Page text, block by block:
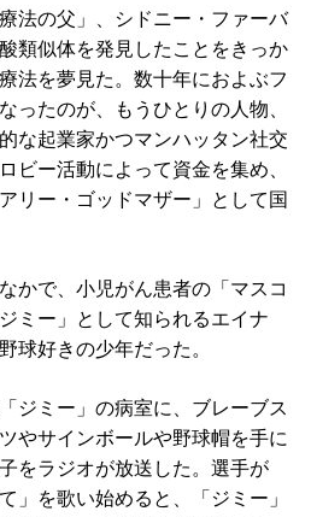
法の父」、シドニー・ファーバ
類似体を発見したことをきっか
法を夢見た。数十年におよぶフ
ったのが、もうひとりの人物、
な起業家かつマンハッタン社交
ビー活動によって資金を集め、
リー・ゴッドマザー」として国
かで、小児がん患者の「マスコ
ミー」として知られるエイナ
球好きの少年だった。
ジミー」の病室に、ブレーブス
やサインボールや野球帽を手に
をラジオが放送した。選手が
」を歌い始めると、「ジミー」